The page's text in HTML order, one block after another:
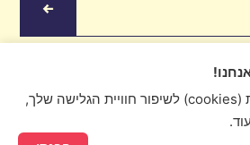
אנחנו משתמשים בעוגיות (cookies) לשיפור חוויית הגלישה שלך,